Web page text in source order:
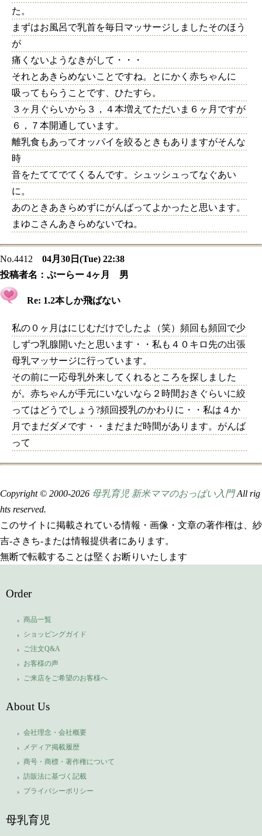
た。
まずはお風呂で乳首を毎日マッサージしましたそのほう
が
痛くないようなきがして・・・
それとあきらめないことですね。とにかく赤ちゃんに
吸ってもらうことです、ひたすら。
３ヶ月ぐらいから３，４本増えてただいま６ヶ月ですが
６，７本開通しています。
離乳食もあってオッパイを絞るときもありますがそんな
時
音をたててでてくるんです。シュッシュってなぐあい
に。
あのときあきらめずにがんばってよかったと思います。
まゆこさんあきらめないでね。
No.4412
04月30日(Tue) 22:38
投稿者名： ぷーらー 4ヶ月 男
Re: 1.2本しか飛ばない
私の０ヶ月はにじむだけでしたよ（笑）頻回も頻回で少
しずつ乳腺開いたと思います・・私も４０キロ先の出張
母乳マッサージに行っています。
その前に一応母乳外来してくれるところを探しました
が。赤ちゃんが手元にいないなら２時間おきぐらいに絞
ってはどうでしょう?頻回授乳のかわりに・・私は４か
月でまだダメです・・まだまだ時間があります。がんば
って
Copyright © 2000-2026 母乳育児 新米ママのおっぱい入門All rig
hts reserved.
このサイトに掲載されている情報・画像・文章の著作権は、紗
吉-さきち-または情報提供者にあります。
無断で転載することは堅くお断りいたします
Order
商品一覧
ショッピングガイド
ご注文Q&A
お客様の声
ご来店をご希望のお客様へ
About Us
会社理念・会社概要
メディア掲載履歴
商号・商標・著作権について
訪販法に基づく記載
プライバシーポリシー
母乳育児